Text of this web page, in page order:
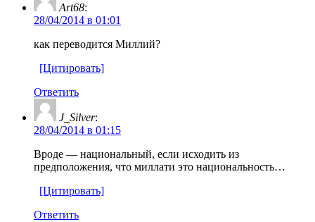
Art68:
28/04/2014 в 01:01
как переводится Миллий?
[Цитировать]
Ответить
J_Silver:
28/04/2014 в 01:15
Вроде — национальный, если исходить из
предположения, что миллати это национальность…
[Цитировать]
Ответить